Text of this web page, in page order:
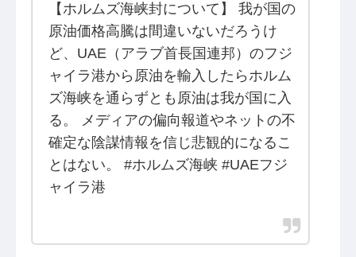
【ホルムズ海峡封について】 我が国の
原油価格高騰は間違いないだろうけ
ど、UAE（アラブ首長国連邦）のフジ
ャイラ港から原油を輸入したらホルム
ズ海峡を通らずとも原油は我が国に入
る。 メディアの偏向報道やネットの不
確定な陰謀情報を信じ悲観的になるこ
とはない。 #ホルムズ海峡 #UAEフジ
ャイラ港